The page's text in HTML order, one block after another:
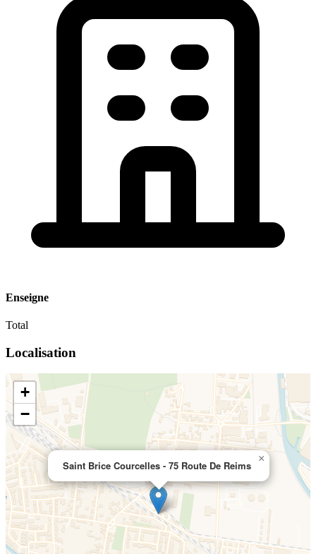
Enseigne
Total
Localisation
Saint Brice Courcelles - 75 Route De Reims
×
+
−